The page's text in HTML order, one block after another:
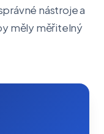
nástroje a
měly měřitelný